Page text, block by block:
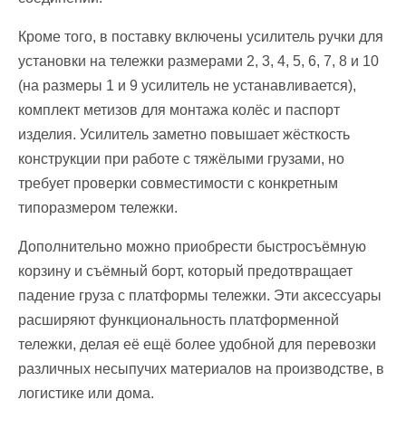
Кроме того, в поставку включены усилитель ручки для
установки на тележки размерами 2, 3, 4, 5, 6, 7, 8 и 10
(на размеры 1 и 9 усилитель не устанавливается),
комплект метизов для монтажа колёс и паспорт
изделия. Усилитель заметно повышает жёсткость
конструкции при работе с тяжёлыми грузами, но
требует проверки совместимости с конкретным
типоразмером тележки.
Дополнительно можно приобрести быстросъёмную
корзину и съёмный борт, который предотвращает
падение груза с платформы тележки. Эти аксессуары
расширяют функциональность платформенной
тележки, делая её ещё более удобной для перевозки
различных несыпучих материалов на производстве, в
логистике или дома.